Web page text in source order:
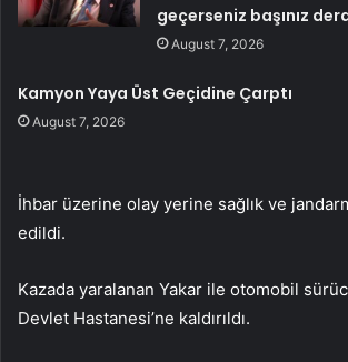
geçerseniz başınız
August 7, 2026
Kamyon Yaya Üst Geçidine Çarptı
August 7, 2026
İhbar üzerine olay yerine sağlık ve
edildi.
Kazada yaralanan Yakar ile otomobil
Devlet Hastanesi’ne kaldırıldı.